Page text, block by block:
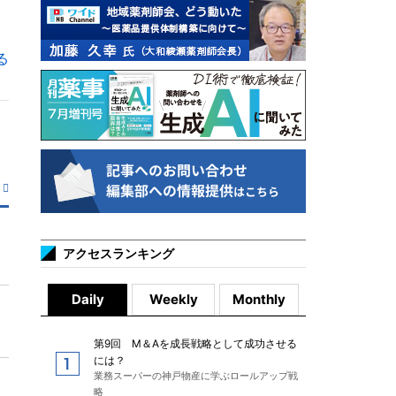
アクセスランキング
Daily Weekly Monthly
第9回 M＆Aを成長戦略として成功させる
には？
業務スーパーの神戸物産に学ぶロールアップ戦
略